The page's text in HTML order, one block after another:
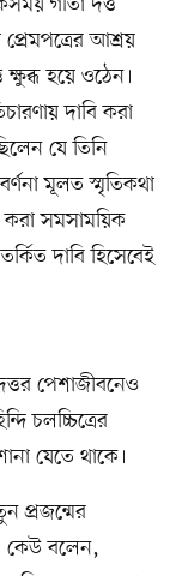
আশ্রয়
হয়ে ওঠেন।
দাবি করা
যে তিনি
মূলত স্মৃতিকথা
করা সমসাময়িক
দাবি হিসেবেই
পেশাজীবনেও
চলচ্চিত্রের
যেতে থাকে।
প্রজন্মের
কেউ বলেন,